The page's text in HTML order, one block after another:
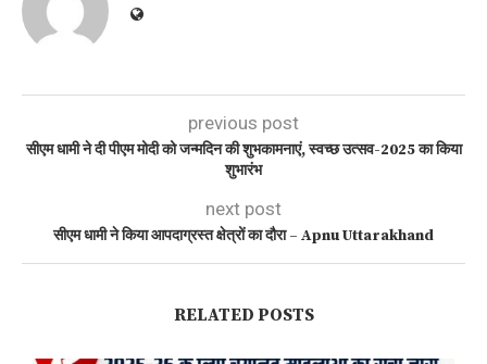
previous post
सीएम धामी ने दी पीएम मोदी को जन्मदिन की शुभकामनाएं, स्वच्छ उत्सव-2025 का किया
शुभारंभ
next post
सीएम धामी ने किया आपदाग्रस्त क्षेत्रों का दौरा – Apnu Uttarakhand
RELATED POSTS